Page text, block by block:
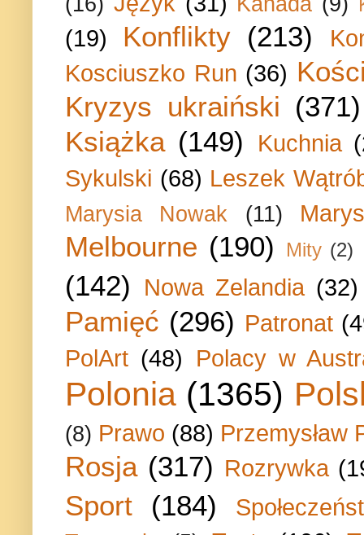
(19) Konflikty (213)
Kosciuszko Run (36)
Kryzys ukraiński (371)
Książka (149) Kuchnia
Sykulski (68) Leszek
Marysia Nowak (11)
Melbourne (190) Mity (2)
(142) Nowa Zelandia (32)
Pamięć (296) Patronat
PolArt (48) Polacy w
Polonia (1365)
(8) Prawo (88) Przemysław
Rosja (317) Rozrywka
Sport (184)